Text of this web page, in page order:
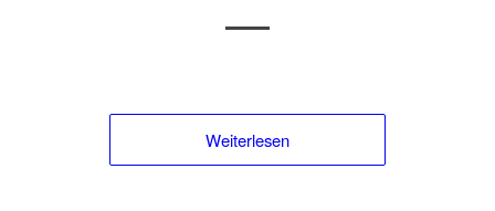
Weiterlesen